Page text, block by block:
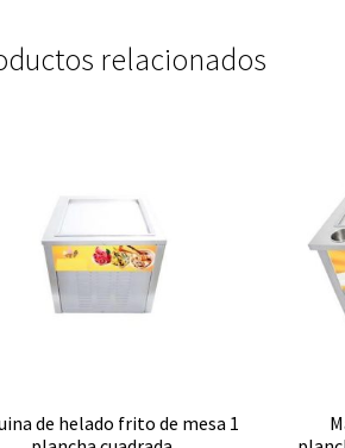
relacionados
de helado frito de mesa 1